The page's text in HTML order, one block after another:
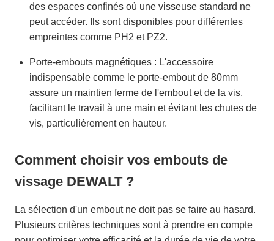
des espaces confinés où une visseuse standard ne
peut accéder. Ils sont disponibles pour différentes
empreintes comme PH2 et PZ2.
Porte-embouts magnétiques : L'accessoire
indispensable comme le porte-embout de 80mm
assure un maintien ferme de l'embout et de la vis,
facilitant le travail à une main et évitant les chutes de
vis, particulièrement en hauteur.
Comment choisir vos embouts de
vissage DEWALT ?
La sélection d'un embout ne doit pas se faire au hasard.
Plusieurs critères techniques sont à prendre en compte